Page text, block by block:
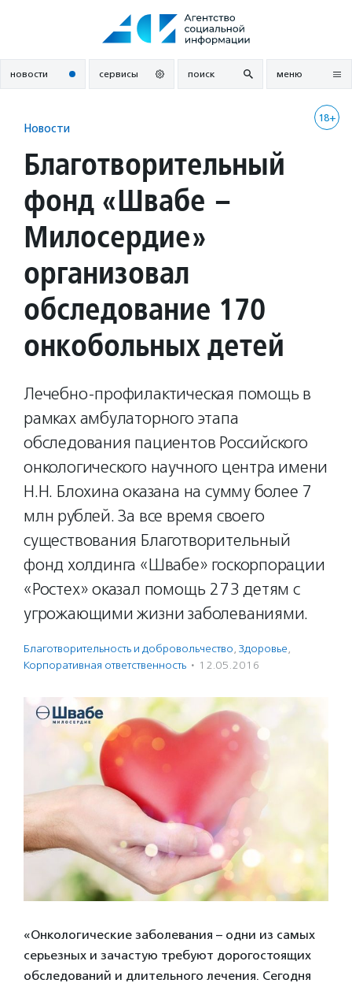
новости сервисы поиск меню
18+
Новости
Благотворительный
фонд «Швабе –
Милосердие»
организовал
обследование 170
онкобольных детей
Лечебно-профилактическая помощь в
рамках амбулаторного этапа
обследования пациентов Российского
онкологического научного центра имени
Н.Н. Блохина оказана на сумму более 7
млн рублей. За все время своего
существования Благотворительный
фонд холдинга «Швабе» госкорпорации
«Ростех» оказал помощь 273 детям с
угрожающими жизни заболеваниями.
Благотвори­тель­ность и доброволь­чест­во, Здоровье,
Корпоративная ответственность · 12.05.2016
«Онкологические заболевания – одни из самых
серьезных и зачастую требуют дорогостоящих
обследований и длительного лечения. Сегодня